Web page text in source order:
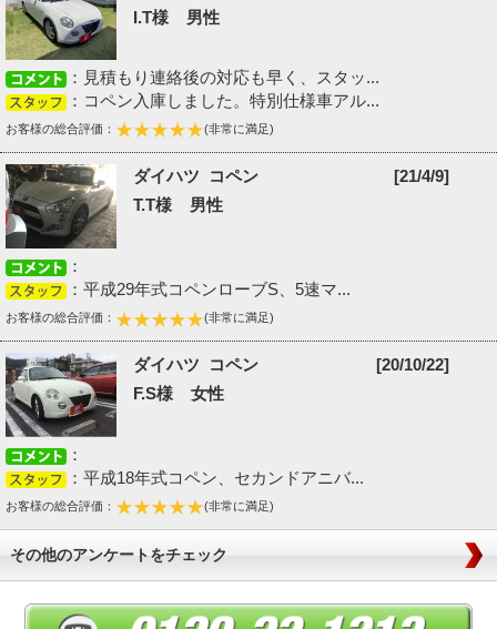
I.T様 男性
：見積もり連絡後の対応も早く、スタッ...
：コペン入庫しました。特別仕様車アル...
お客様の総合評価： (非常に満足)
ダイハツ コペン
[21/4/9]
T.T様 男性
：
：平成29年式コペンローブS、5速マ...
お客様の総合評価： (非常に満足)
ダイハツ コペン
[20/10/22]
F.S様 女性
：
：平成18年式コペン、セカンドアニバ...
お客様の総合評価： (非常に満足)
その他のアンケートをチェック